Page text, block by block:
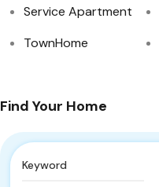
Service Apartment
TownHome
Find Your Home